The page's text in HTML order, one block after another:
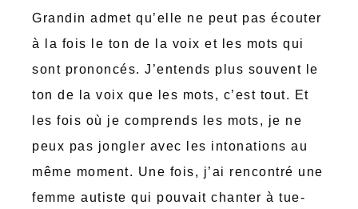
Grandin admet qu’elle ne peut pas écouter
à la fois le ton de la voix et les mots qui
sont prononcés. J’entends plus souvent le
ton de la voix que les mots, c’est tout. Et
les fois où je comprends les mots, je ne
peux pas jongler avec les intonations au
même moment. Une fois, j’ai rencontré une
femme autiste qui pouvait chanter à tue-